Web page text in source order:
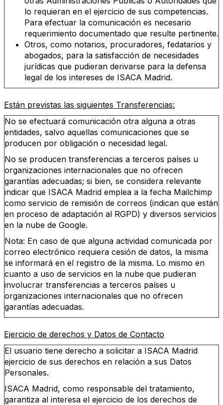
lo requieran en el ejercicio de sus competencias.
Para efectuar la comunicación es necesario
requerimiento documentado que resulte pertinente.
Otros, como notarios, procuradores, fedatarios y
abogados, para la satisfacción de necesidades
jurídicas que pudieran derivarse para la defensa
legal de los intereses de ISACA Madrid.
Están previstas las siguientes Transferencias:
No se efectuará comunicación otra alguna a otras
entidades, salvo aquellas comunicaciones que se
producen por obligación o necesidad legal.
No se producen transferencias a terceros países u
organizaciones internacionales que no ofrecen
garantías adecuadas; si bien, se considera relevante
indicar que ISACA Madrid emplea a la fecha Mailchimp
como servicio de remisión de correos (indican que están
en proceso de adaptación al RGPD) y diversos servicios
en la nube de Google.
Nota: En caso de que alguna actividad comunicada por
correo electrónico requiera cesión de datos, la misma
se informará en el registro de la misma. Lo mismo en
cuanto a uso de servicios en la nube que pudieran
involucrar transferencias a terceros países u
organizaciones internacionales que no ofrecen
garantías adecuadas.
Ejercicio de derechos y Datos de Contacto
El usuario tiene derecho a solicitar a ISACA Madrid
ejercicio de sus derechos en relación a sus Datos
Personales.
ISACA Madrid, como responsable del tratamiento,
garantiza al interesa el ejercicio de los derechos de